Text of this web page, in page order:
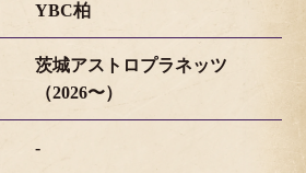
YBC柏
茨城アストロプラネッツ
（2026〜）
-